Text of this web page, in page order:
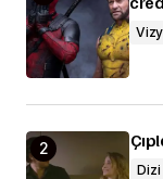
Dizi